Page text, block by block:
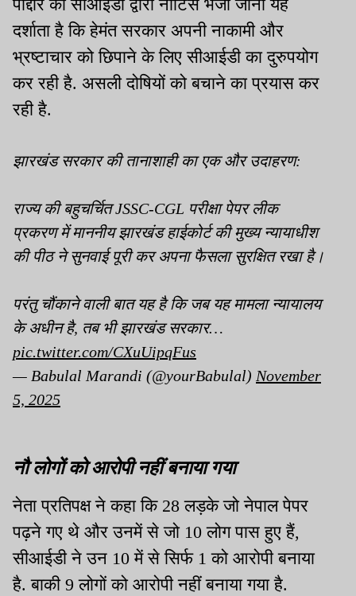
पोद्दार को सीआईडी द्वारा नोटिस भेजा जाना यह
दर्शाता है कि हेमंत सरकार अपनी नाकामी और
भ्रष्टाचार को छिपाने के लिए सीआईडी का दुरुपयोग
कर रही है. असली दोषियों को बचाने का प्रयास कर
रही है.
झारखंड सरकार की तानाशाही का एक और उदाहरण:
राज्य की बहुचर्चित JSSC-CGL परीक्षा पेपर लीक
प्रकरण में माननीय झारखंड हाईकोर्ट की मुख्य न्यायाधीश
की पीठ ने सुनवाई पूरी कर अपना फैसला सुरक्षित रखा है।
परंतु चौंकाने वाली बात यह है कि जब यह मामला न्यायालय
के अधीन है, तब भी झारखंड सरकार…
pic.twitter.com/CXuUipqFus
— Babulal Marandi (@yourBabulal) November
5, 2025
नौ लोगों को आरोपी नहीं बनाया गया
नेता प्रतिपक्ष ने कहा कि 28 लड़के जो नेपाल पेपर
पढ़ने गए थे और उनमें से जो 10 लोग पास हुए हैं,
सीआईडी ने उन 10 में से सिर्फ 1 को आरोपी बनाया
है. बाकी 9 लोगों को आरोपी नहीं बनाया गया है.